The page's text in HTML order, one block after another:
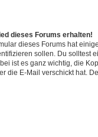
dieses Forums erhalten!
dieses Forums hat
sollen. Du solltest
ist es ganz wichtig, die
die E-Mail verschickt hat.